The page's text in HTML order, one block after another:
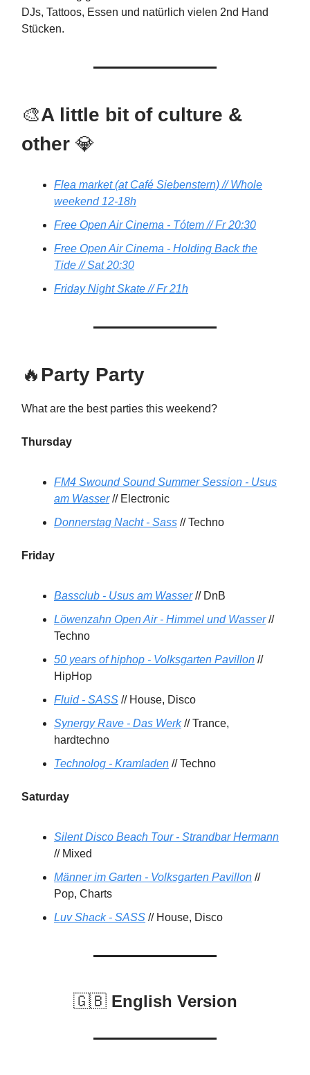
DJs, Tattoos, Essen und natürlich vielen 2nd Hand
Stücken.
🎨A little bit of culture &
other 💎
Flea market (at Café Siebenstern) // Whole
weekend 12-18h
Free Open Air Cinema - Tótem // Fr 20:30
Free Open Air Cinema - Holding Back the
Tide // Sat 20:30
Friday Night Skate // Fr 21h
🔥Party Party
What are the best parties this weekend?
Thursday
FM4 Swound Sound Summer Session - Usus
am Wasser// Electronic
Donnerstag Nacht - Sass // Techno
Friday
Bassclub - Usus am Wasser// DnB
Löwenzahn Open Air - Himmel und Wasser//
Techno
50 years of hiphop - Volksgarten Pavillon //
HipHop
Fluid - SASS // House, Disco
Synergy Rave - Das Werk// Trance,
hardtechno
Technolog - Kramladen // Techno
Saturday
Silent Disco Beach Tour - Strandbar Hermann
// Mixed
Männer im Garten - Volksgarten Pavillon //
Pop, Charts
Luv Shack - SASS // House, Disco
🇬🇧English Version